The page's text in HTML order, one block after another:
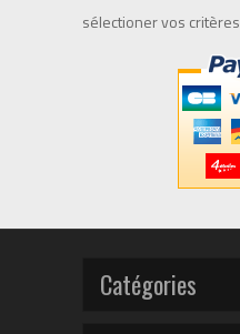
sélectioner vos critères
Catégories